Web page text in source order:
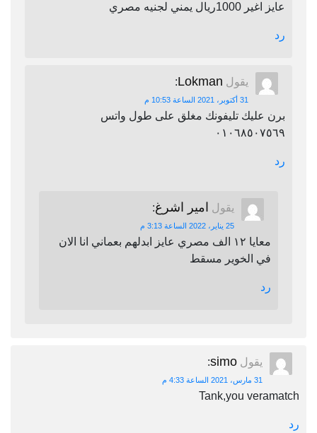
عايز اغير 1000ريال يمني لجنيه مصري
رد
يقول Lokman
:
31 أكتوبر، 2021 الساعة 10:53 م
برن عليك تليفونك مغلق على طول واتس
٠١٠٦٨٥٠٧٥٦٩
رد
يقول امير اشرغ:
25 يناير، 2022 الساعة 3:13 م
معايا ١٢ الف مصري عايز ابدلهم بعماني انا الان
في الخوير مسقط
رد
يقول simo
:
31 مارس، 2021 الساعة 4:33 م
Tank,you veramatch
رد